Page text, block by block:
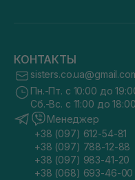
КОНТАКТЫ
Пн.-Пт. с 10:00 до
Сб.-Вс. с 11:00 до 18:00
Менеджер
+38 (097) 612-54-81
+38 (097) 788-12-88
+38 (097) 983-41-20
+38 (068) 693-46-00